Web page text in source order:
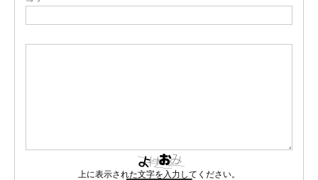
上に表示された文字を入力してください。